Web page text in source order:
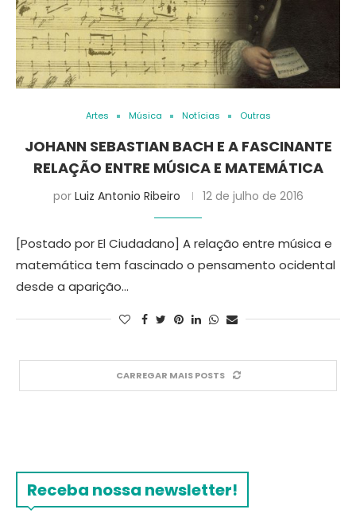
Artes Música Notícias Outras
JOHANN SEBASTIAN BACH E A FASCINANTE
RELAÇÃO ENTRE MÚSICA E MATEMÁTICA
por Luiz Antonio Ribeiro 12 de julho de 2016
[Postado por El Ciudadano] A relação entre música e
matemática tem fascinado o pensamento ocidental
desde a aparição…
CARREGAR MAIS POSTS
Receba nossa newsletter!